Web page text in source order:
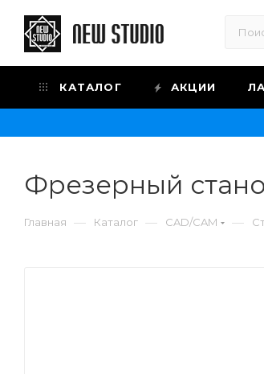
КАТАЛОГ АКЦИИ
Фрезерный
Главная — Каталог — CAD/CAM —